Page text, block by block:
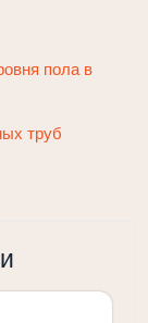
пола в
труб